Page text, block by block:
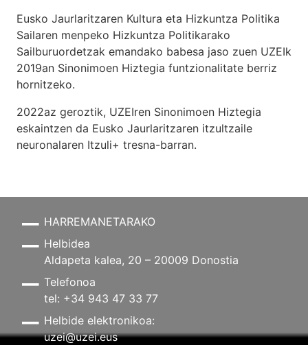
Eusko Jaurlaritzaren Kultura eta Hizkuntza Politika
Sailaren menpeko Hizkuntza Politikarako
Sailburuordetzak emandako babesa jaso zuen UZEIk
2019an Sinonimoen Hiztegia funtzionalitate berriz
hornitzeko.
2022az geroztik, UZEIren Sinonimoen Hiztegia
eskaintzen da Eusko Jaurlaritzaren itzultzaile
neuronalaren Itzuli+ tresna-barran.
HARREMANETARAKO
Helbidea
Aldapeta kalea, 20 – 20009 Donostia
Telefonoa
tel: +34 943 47 33 77
Helbide elektronikoa:
uzei@uzei.eus